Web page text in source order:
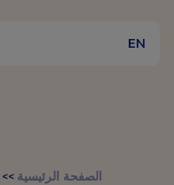
EN
الصفحة الرئيسية >>